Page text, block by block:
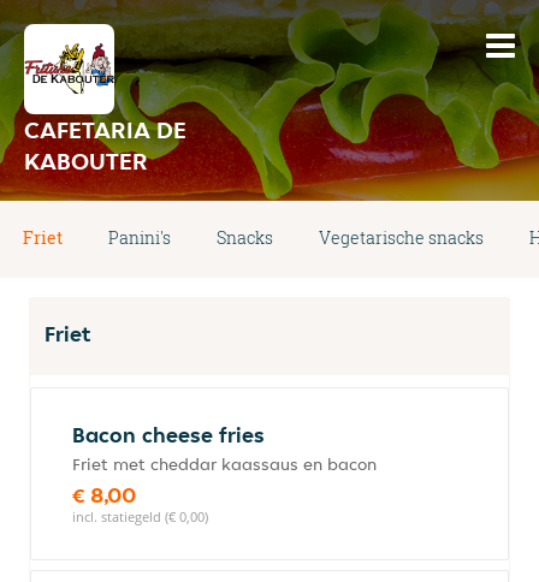
CAFETARIA DE
KABOUTER
Friet Panini's Snacks Vegetarische snacks
Friet
Bacon cheese fries
Friet met cheddar kaassaus en bacon
€ 8,00
incl. statiegeld (€ 0,00)